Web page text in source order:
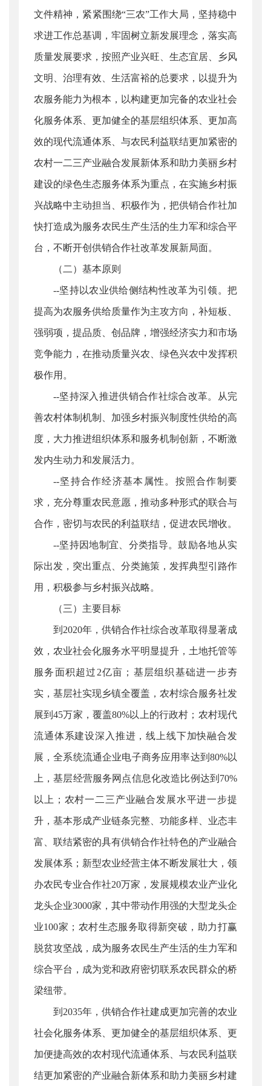
文件精神，紧紧围绕“三农”工作大局，坚持稳中
求进工作总基调，牢固树立新发展理念，落实高
质量发展要求，按照产业兴旺、生态宜居、乡风
文明、治理有效、生活富裕的总要求，以提升为
农服务能力为根本，以构建更加完备的农业社会
化服务体系、更加健全的基层组织体系、更加高
效的现代流通体系、与农民利益联结更加紧密的
农村一二三产业融合发展新体系和助力美丽乡村
建设的绿色生态服务体系为重点，在实施乡村振
兴战略中主动担当、积极作为，把供销合作社加
快打造成为服务农民生产生活的生力军和综合平
台，不断开创供销合作社改革发展新局面。
（二）基本原则
--坚持以农业供给侧结构性改革为引领。把
提高为农服务供给质量作为主攻方向，补短板、
强弱项，提品质、创品牌，增强经济实力和市场
竞争能力，在推动质量兴农、绿色兴农中发挥积
极作用。
--坚持深入推进供销合作社综合改革。从完
善农村体制机制、加强乡村振兴制度性供给的高
度，大力推进组织体系和服务机制创新，不断激
发内生动力和发展活力。
--坚持合作经济基本属性。按照合作制要
求，充分尊重农民意愿，推动多种形式的联合与
合作，密切与农民的利益联结，促进农民增收。
--坚持因地制宜、分类指导。鼓励各地从实
际出发，突出重点、分类施策，发挥典型引路作
用，积极参与乡村振兴战略。
（三）主要目标
到2020年，供销合作社综合改革取得显著成
效，农业社会化服务水平明显提升，土地托管等
服务面积超过2亿亩；基层组织基础进一步夯
实，基层社实现乡镇全覆盖，农村综合服务社发
展到45万家，覆盖80%以上的行政村；农村现代
流通体系建设深入推进，线上线下加快融合发
展，全系统流通企业电子商务应用率达到80%以
上，基层经营服务网点信息化改造比例达到70%
以上；农村一二三产业融合发展水平进一步提
升，基本形成产业链条完整、功能多样、业态丰
富、联结紧密的具有供销合作社特色的产业融合
发展体系；新型农业经营主体不断发展壮大，领
办农民专业合作社20万家，发展规模农业产业化
龙头企业3000家，其中带动作用强的大型龙头企
业100家；农村生态服务取得新突破，助力打赢
脱贫攻坚战，成为服务农民生产生活的生力军和
综合平台，成为党和政府密切联系农民群众的桥
梁纽带。
到2035年，供销合作社建成更加完善的农业
社会化服务体系、更加健全的基层组织体系、更
加便捷高效的农村现代流通体系、与农民利益联
结更加紧密的产业融合新体系和助力美丽乡村建